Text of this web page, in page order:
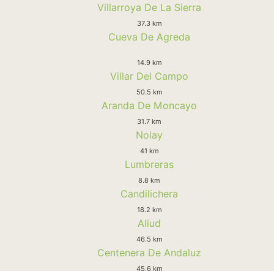
Villarroya De La Sierra
37.3 km
Cueva De Agreda
14.9 km
Villar Del Campo
50.5 km
Aranda De Moncayo
31.7 km
Nolay
41 km
Lumbreras
8.8 km
Candilichera
18.2 km
Aliud
46.5 km
Centenera De Andaluz
45.6 km